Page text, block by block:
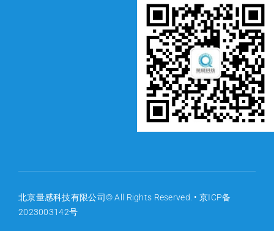
北京量感科技有限公司© All Rights Reserved. • 京ICP备
2023003142号